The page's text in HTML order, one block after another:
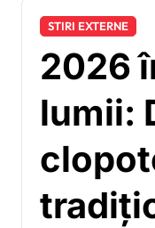
STIRI EXTERNE
2026
lumii: